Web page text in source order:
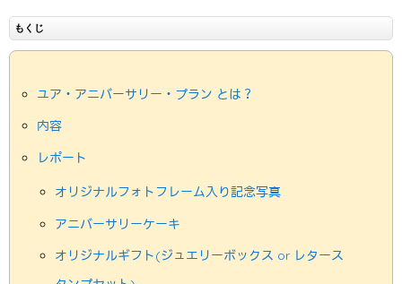
もくじ
ユア・アニバーサリー・プラン とは？
内容
レポート
オリジナルフォトフレーム入り記念写真
アニバーサリーケーキ
オリジナルギフト(ジュエリーボックス or レタース